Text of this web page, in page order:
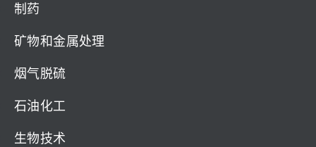
制药
矿物和金属处理
烟气脱硫
石油化工
生物技术